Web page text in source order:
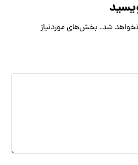
شد. بخش‌های موردنیاز